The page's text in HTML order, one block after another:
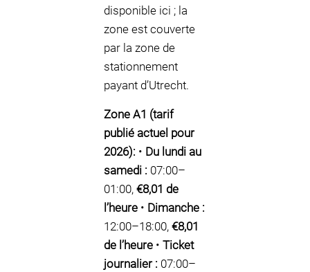
disponible ici ; la
zone est couverte
par la zone de
stationnement
payant d’Utrecht.
Zone A1 (tarif
publié actuel pour
2026): • Du lundi au
samedi : 07:00–
01:00, €8,01 de
l’heure • Dimanche :
12:00–18:00, €8,01
de l’heure • Ticket
journalier : 07:00–